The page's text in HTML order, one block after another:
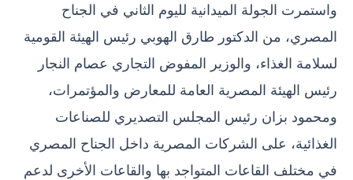
واستمرت الجولة الميدانية لليوم الثاني في الجناح
المصري، من الدكتور طارق الهوبي رئيس الهيئة القومية
لسلامة الغذاء، والوزير المفوض التجاري عصام النجار
رئيس الهيئة المصرية العامة للمعارض والمؤتمرات،
ومحمود بزان رئيس المجلس التصديري للصناعات
الغذائية، على الشركات المصرية داخل الجناح المصري
في مختلف القاعات المتواجد بها والقاعات الأخرى لدعم